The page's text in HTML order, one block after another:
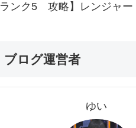
ランク5 攻略】レンジャー
ブログ運営者
ゆい